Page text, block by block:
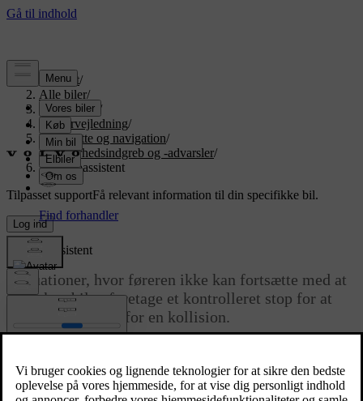
Support/
Alle biler/
EX90 2027 /
Brugervejledning/
Førerstøtte og navigation/
Sikkerhedsindgreb og -advarsler/
Nødstopassistent
Tilpasset supportFå relevant information til din specifikke bil.
Log ind
Nødstopassistent
I situationer, hvor føreren ikke kan fortsætte med at
køre, kan bilen foretage et kontrolleret stop for at
reducere risikoen for en kollision.
den stoppe automatisk inden for den aktuelle vognbane. Det kan for
eksempel være med til at undgå en ulykke, hvis føreren kommer ud